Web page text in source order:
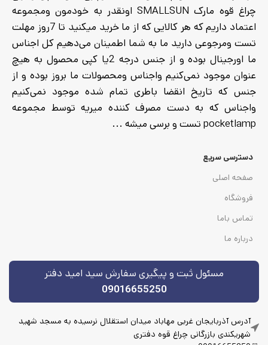
چراغ قوه مارک SMALLSUN اونقدر به خودمون ومجموعه
اعتماد داریم که هر کالایی که از ما خرید میکنید تا 7روز مهلت
تست ومرجوعی دارید ما به شما اطمینان می‌دهیم کل اجناس
ما اورجینال بوده و از جنس درجه 2یا کپی محصول به هیچ
عنوان موجود نمی‌کنیم واجناس ومحصولات ما بروز بوده و از
جنس که تاریخ انقضا باطری تمام شده موجود نمی‌کنیم
واجناس که به دست مصرف کننده میریه توسط مجموعه
pocketlamp تست و برسی میشه ...
دسترسی سریع
صفحه اصلی
فروشگاه
تماس باما
درباره ما
مسئول ثبت و پیگیری سفارش سید امید دفتر
09016655250
آدرس آذربایجان غربی مهاباد میدان استقلال نرسیده به مسجد شهید
شهریکندی بازرگانی چراغ قوه دفتری